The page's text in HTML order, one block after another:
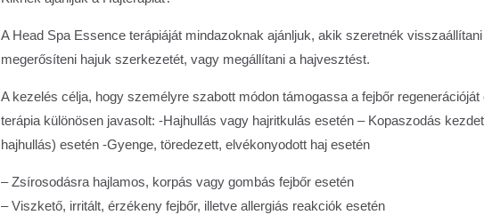
A Head Spa Essence terápiáját mindazoknak ajánljuk, akik szeretnék
megerősíteni hajuk szerkezetét, vagy megállítani a hajvesztést.
A kezelés célja, hogy személyre szabott módon támogassa a fejbőr
terápia különösen javasolt: -Hajhullás vagy hajritkulás esetén – Kopaszodás
hajhullás) esetén -Gyenge, töredezett, elvékonyodott haj esetén
– Zsírosodásra hajlamos, korpás vagy gombás fejbőr esetén
– Viszkető, irritált, érzékeny fejbőr, illetve allergiás reakciók esetén